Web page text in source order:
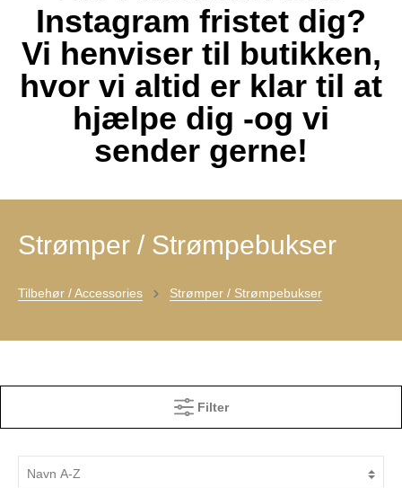
Instagram fristet dig?
Vi henviser til butikken,
hvor vi altid er klar til at
hjælpe dig -og vi
sender gerne!
Strømper / Strømpebukser
Tilbehør / Accessories Strømper / Strømpebukser
Filter